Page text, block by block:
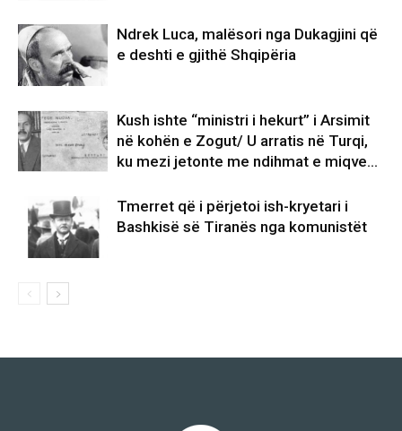
Ndrek Luca, malësori nga Dukagjini që
e deshti e gjithë Shqipëria
Kush ishte “ministri i hekurt” i Arsimit
në kohën e Zogut/ U arratis në Turqi,
ku mezi jetonte me ndihmat e miqve…
Tmerret që i përjetoi ish-kryetari i
Bashkisë së Tiranës nga komunistët